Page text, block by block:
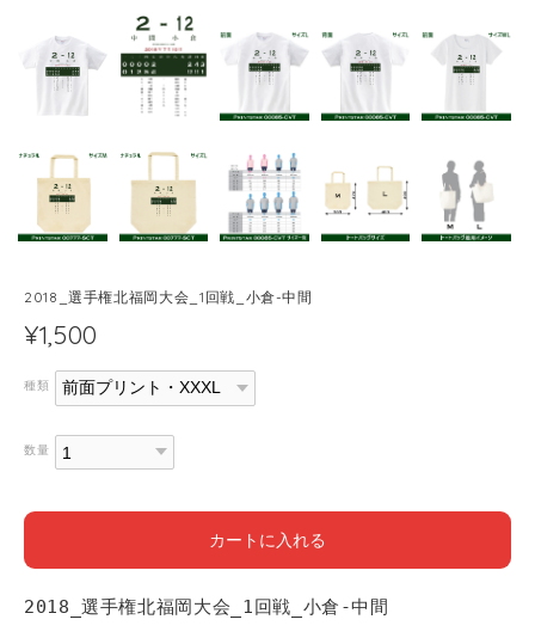
2018_選手権北福岡大会_1回戦_小倉-中間
¥1,500
種類
数量
カートに入れる
2018_選手権北福岡大会_1回戦_小倉-中間